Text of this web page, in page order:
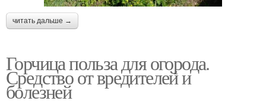
читать дальше →
Горчица польза для огорода.
Средство от вредителей и
болезней